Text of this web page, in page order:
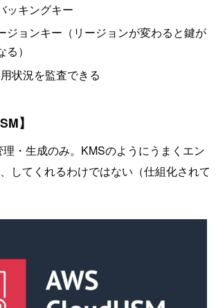
ッキングキー
ジョンキー（リージョンが変わると鍵が
）
状況を監査できる
】
・生成のみ。KMSのようにうまくエン
してくれるわけではない（仕組化されて